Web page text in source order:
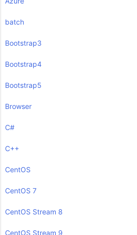
batch
Bootstrap3
Bootstrap4
Bootstrap5
Browser
C#
C++
CentOS
CentOS 7
CentOS Stream 8
CentOS Stream 9